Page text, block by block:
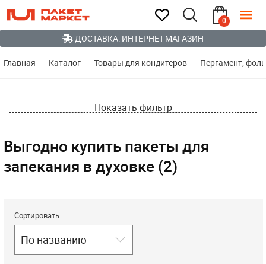
0
ДОСТАВКА: ИНТЕРНЕТ-МАГАЗИН
Главная Каталог Товары для кондитеров Пергамент,
Показать фильтр
Выгодно купить пакеты для
запекания в духовке (2)
Сортировать
По названию